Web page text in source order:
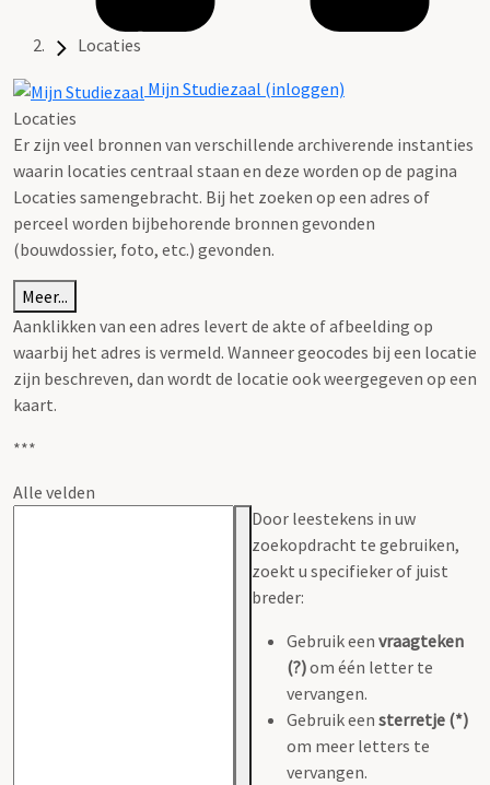
Locaties
Mijn Studiezaal (inloggen)
Locaties
Er zijn veel bronnen van verschillende archiverende instanties
waarin locaties centraal staan en deze worden op de pagina
Locaties samengebracht. Bij het zoeken op een adres of
perceel worden bijbehorende bronnen gevonden
(bouwdossier, foto, etc.) gevonden.
Meer...
Aanklikken van een adres levert de akte of afbeelding op
waarbij het adres is vermeld. Wanneer geocodes bij een locatie
zijn beschreven, dan wordt de locatie ook weergegeven op een
kaart.
***
Alle velden
Door leestekens in uw
zoekopdracht te gebruiken,
zoekt u specifieker of juist
breder:
Gebruik een vraagteken
(?)om één letter te
vervangen.
Gebruik een sterretje (*)
om meer letters te
vervangen.